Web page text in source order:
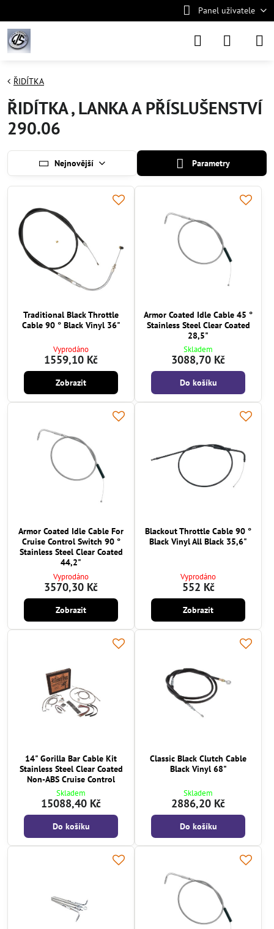
Panel uživatele
ŘIDÍTKA
ŘIDÍTKA , LANKA A PŘÍSLUŠENSTVÍ
290.06
Nejnovější Parametry
Traditional Black Throttle
Cable 90 ° Black Vinyl 36"
Vyprodáno
1559,10 Kč
Zobrazit
Armor Coated Idle Cable 45 °
Stainless Steel Clear Coated
28,5"
Skladem
3088,70 Kč
Do košíku
Armor Coated Idle Cable For
Cruise Control Switch 90 °
Stainless Steel Clear Coated
44,2"
Vyprodáno
3570,30 Kč
Zobrazit
Blackout Throttle Cable 90 °
Black Vinyl All Black 35,6"
Vyprodáno
552 Kč
Zobrazit
14" Gorilla Bar Cable Kit
Stainless Steel Clear Coated
Non-ABS Cruise Control
Skladem
15088,40 Kč
Do košíku
Classic Black Clutch Cable
Black Vinyl 68"
Skladem
2886,20 Kč
Do košíku